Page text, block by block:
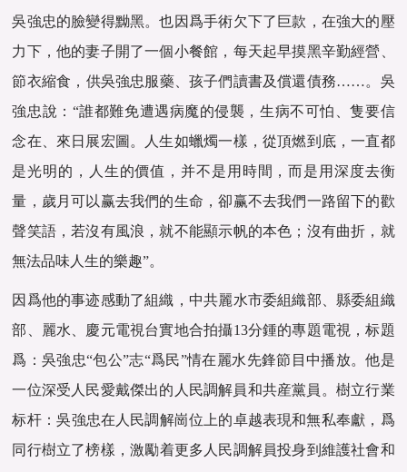
吳強忠的臉變得黝黑。也因爲手術欠下了巨款，在強大的壓
力下，他的妻子開了一個小餐館，每天起早摸黑辛勤經營、
節衣縮食，供吳強忠服藥、孩子們讀書及償還債務……。吳
強忠說：“誰都難免遭遇病魔的侵襲，生病不可怕、隻要信
念在、來日展宏圖。人生如蠟燭一樣，從頂燃到底，一直都
是光明的，人生的價值，并不是用時間，而是用深度去衡
量，歲月可以赢去我們的生命，卻赢不去我們一路留下的歡
聲笑語，若沒有風浪，就不能顯示帆的本色；沒有曲折，就
無法品味人生的樂趣”。
因爲他的事迹感動了組織，中共麗水市委組織部、縣委組織
部、麗水、慶元電視台實地合拍攝13分鍾的專題電視，标題
爲：吳強忠“包公”志“爲民”情在麗水先鋒節目中播放。他是
一位深受人民愛戴傑出的人民調解員和共産黨員‌。樹立行業
标杆‌：‌吳強忠在人民調解崗位上的卓越表現和無私奉獻，‌爲
同行樹立了榜樣，‌激勵着更多人民調解員投身到維護社會和